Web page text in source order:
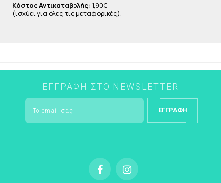
Κόστος Αντικαταβολής: 1,90€
(ισχύει για όλες τις μεταφορικές).
ΕΓΓΡΑΦΉ ΣΤΟ NEWSLETTER
ΕΓΓΡΑΦΉ